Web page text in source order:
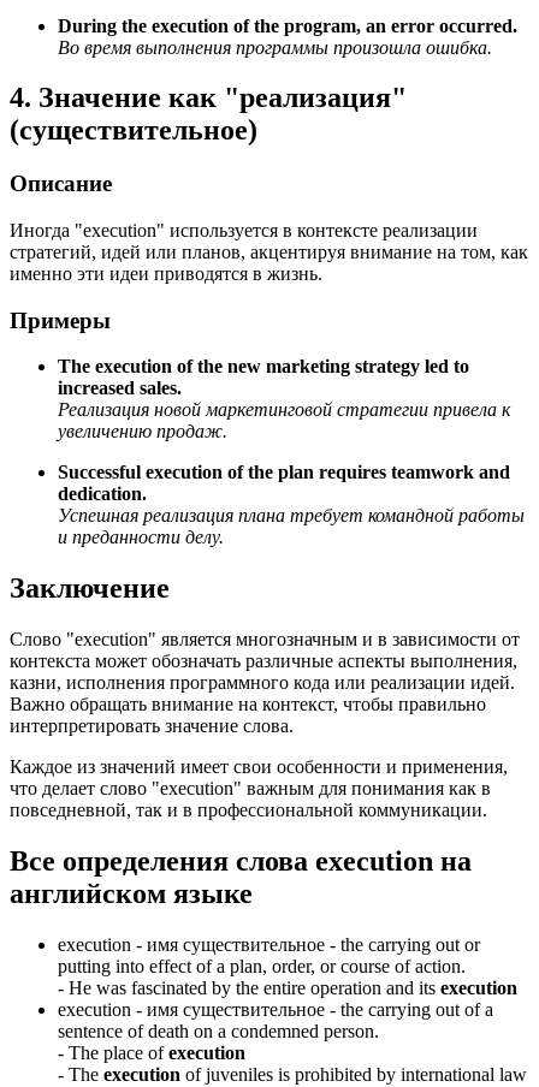
During the execution of the program, an error occurred.
Во время выполнения программы произошла ошибка.
4. Значение как "реализация"
(существительное)
Описание
Иногда "execution" используется в контексте реализации
стратегий, идей или планов, акцентируя внимание на том, как
именно эти идеи приводятся в жизнь.
Примеры
The execution of the new marketing strategy led to
increased sales.
Реализация новой маркетинговой стратегии привела к
увеличению продаж.
Successful execution of the plan requires teamwork and
dedication.
Успешная реализация плана требует командной работы
и преданности делу.
Заключение
Слово "execution" является многозначным и в зависимости от
контекста может обозначать различные аспекты выполнения,
казни, исполнения программного кода или реализации идей.
Важно обращать внимание на контекст, чтобы правильно
интерпретировать значение слова.
Каждое из значений имеет свои особенности и применения,
что делает слово "execution" важным для понимания как в
повседневной, так и в профессиональной коммуникации.
Все определения слова execution на
английском языке
execution - имя существительное - the carrying out or
putting into effect of a plan, order, or course of action.
- He was fascinated by the entire operation and its execution
execution - имя существительное - the carrying out of a
sentence of death on a condemned person.
- The place ofexecution
- The execution of juveniles is prohibited by international law